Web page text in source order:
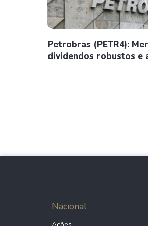
Petrobras (PETR4):
dividendos robustos e
Nacional